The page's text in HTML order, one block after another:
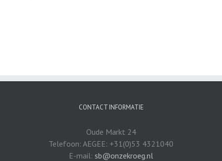
CONTACT INFORMATIE
Oude Markt 24
Telefoon: AEGEE: +31(0)53 4321040
E-mail: sb@onzekroeg.nl